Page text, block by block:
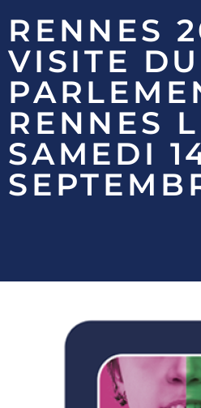
RENNES
VISITE DU
RENNES
SAMEDI